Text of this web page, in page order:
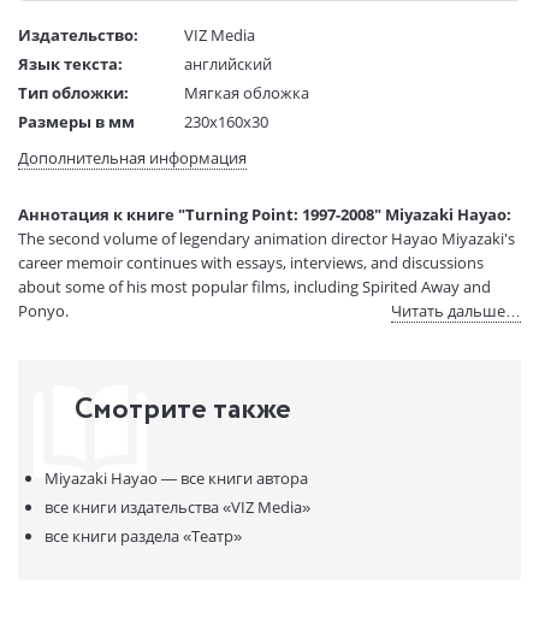
Издательство:
VIZ Media
Язык текста:
английский
Тип обложки:
Мягкая обложка
Размеры в мм
230x160x30
Вес:
1 гр.
Код товара:
50050047
Артикул:
15243504
ISBN:
9781974724505
В продаже с:
Дополнительная информация
Аннотация к книге "Turning Point: 1997-2008" Miyazaki Hayao:
The second volume of legendary animation director Hayao Miyazaki's
career memoir continues with essays, interviews, and discussions
about some of his most popular films, including Spirited Away and
Ponyo.
Читать дальше…
Смотрите также
Miyazaki Hayao — все книги автора
все книги издательства«VIZ Media»
все книги раздела«Театр»